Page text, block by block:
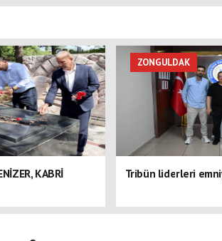
KABRİ
ZONGULDAK
Tribün liderleri